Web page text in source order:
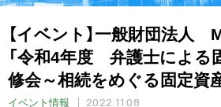
【イベント】一般財団法人
「令和4年度 弁護士による
修会～相続をめぐる固定資
イベント情報
2022.11.08